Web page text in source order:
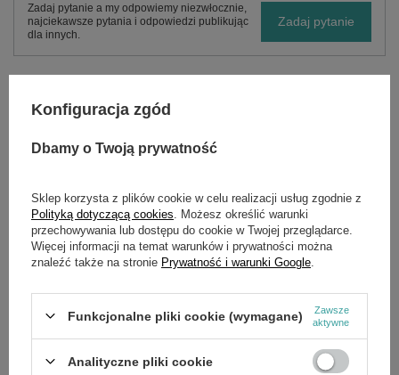
Zadaj pytanie a my odpowiemy niezwłocznie,
najciekawsze pytania i odpowiedzi publikując
dla innych.
Zadaj pytanie
OPIS
Podziałka łańcucha - .325
Średnica zewnętrzna - 66 mm
Średnica wewnętrzna - 63 mm
Konfiguracja zgód
Dbamy o Twoją prywatność
Sklep korzysta z plików cookie w celu realizacji usług zgodnie z
Polityką dotyczącą cookies . Możesz określić warunki
przechowywania lub dostępu do cookie w Twojej przeglądarce.
Więcej informacji na temat warunków i prywatności można
znaleźć także na stronie Prywatność i warunki Google
Funkcjonalne pliki cookie (wymagane)
Zawsze
aktywne
Analityczne pliki cookie